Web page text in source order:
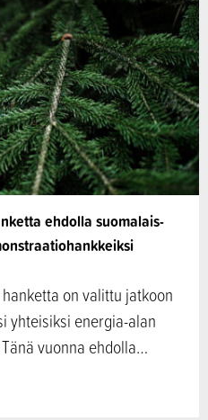
ehdolla suomalais-
on valittu jatkoon
yhteisiksi energia-alan
vuonna ehdolla…